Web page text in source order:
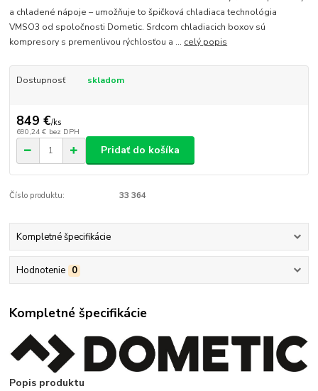
a chladené nápoje – umožňuje to špičková chladiaca technológia
VMSO3 od spoločnosti Dometic. Srdcom chladiacich boxov sú
kompresory s premenlivou rýchlosťou a ... celý popis
Dostupnosť skladom
849 €/ks
690,24 € bez DPH
Pridať do košíka
Číslo produktu: 33 364
Kompletné špecifikácie
Hodnotenie 0
Kompletné špecifikácie
Popis produktu